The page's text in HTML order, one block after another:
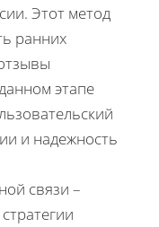
Этот метод
ранних
этапе
и надежность
связи –